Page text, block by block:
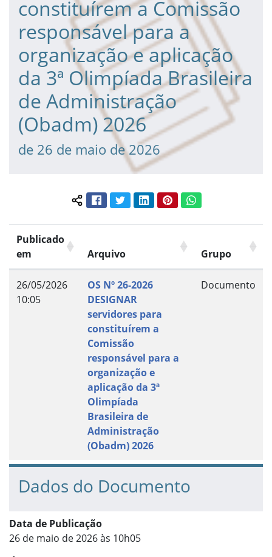
constituírem a Comissão
responsável para a
organização e aplicação
da 3ª Olimpíada Brasileira
de Administração
(Obadm) 2026
de 26 de maio de 2026
Compartilhar conteúdo:
FacebookTwitterLinkedInPinterestWhatsApp
Publicado
em
Arquivo Grupo
26/05/2026
10:05
OS Nº 26-2026
DESIGNAR
servidores para
constituírem a
Comissão
responsável para a
organização e
aplicação da 3ª
Olimpíada
Brasileira de
Administração
(Obadm) 2026
Documento
Dados do Documento
Data de Publicação
26 de maio de 2026 às 10h05